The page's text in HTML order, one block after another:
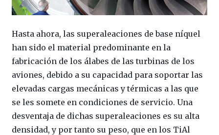
Hasta ahora, las superaleaciones de base níquel
han sido el material predominante en la
fabricación de los álabes de las turbinas de los
aviones, debido a su capacidad para soportar las
elevadas cargas mecánicas y térmicas a las que
se les somete en condiciones de servicio. Una
desventaja de dichas superaleaciones es su alta
densidad, y por tanto su peso, que en los TiAl